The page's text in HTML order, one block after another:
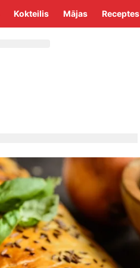
Kokteilis Mājas Receptes